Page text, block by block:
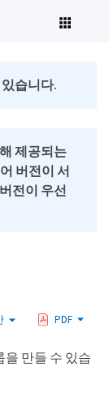
습니다.
제공되는
버전이 서
전이 우선
PDF
만들 수 있습